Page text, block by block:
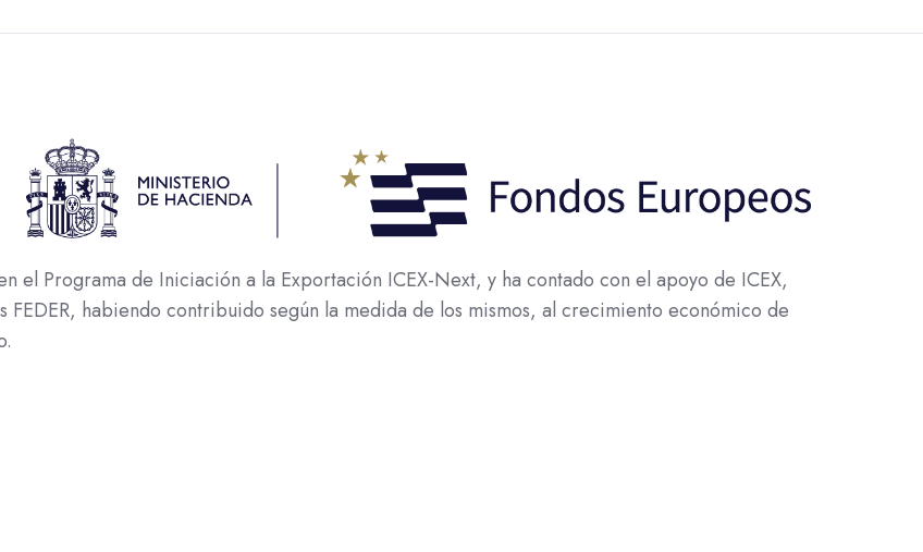
el Programa de Iniciación a la Exportación ICEX-Next, y ha contado con el apoyo de ICEX,
habiendo contribuido según la medida de los mismos, al crecimiento económico de